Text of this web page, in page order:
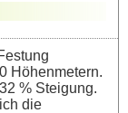
Höhenmetern.
% Steigung.
die